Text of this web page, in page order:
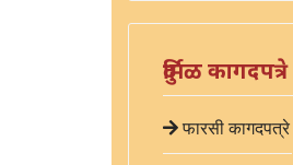
दुर्मिळ कागदपत्रे
फारसी कागदपत्रे